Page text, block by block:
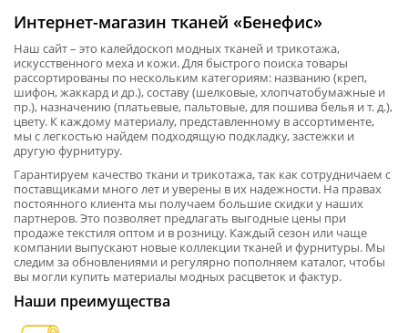
Интернет-магазин тканей «Бенефис»
Наш сайт – это калейдоскоп модных тканей и трикотажа,
искусственного меха и кожи. Для быстрого поиска товары
рассортированы по нескольким категориям: названию (креп,
шифон, жаккард и др.), составу (шелковые, хлопчатобумажные и
пр.), назначению (платьевые, пальтовые, для пошива белья и т. д.),
цвету. К каждому материалу, представленному в ассортименте,
мы с легкостью найдем подходящую подкладку, застежки и
другую фурнитуру.
Гарантируем качество ткани и трикотажа, так как сотрудничаем с
поставщиками много лет и уверены в их надежности. На правах
постоянного клиента мы получаем большие скидки у наших
партнеров. Это позволяет предлагать выгодные цены при
продаже текстиля оптом и в розницу. Каждый сезон или чаще
компании выпускают новые коллекции тканей и фурнитуры. Мы
следим за обновлениями и регулярно пополняем каталог, чтобы
вы могли купить материалы модных расцветок и фактур.
Наши преимущества